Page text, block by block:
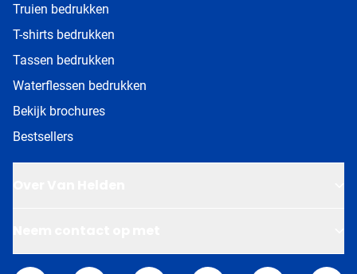
Truien bedrukken
T-shirts bedrukken
Tassen bedrukken
Waterflessen bedrukken
Bekijk brochures
Bestsellers